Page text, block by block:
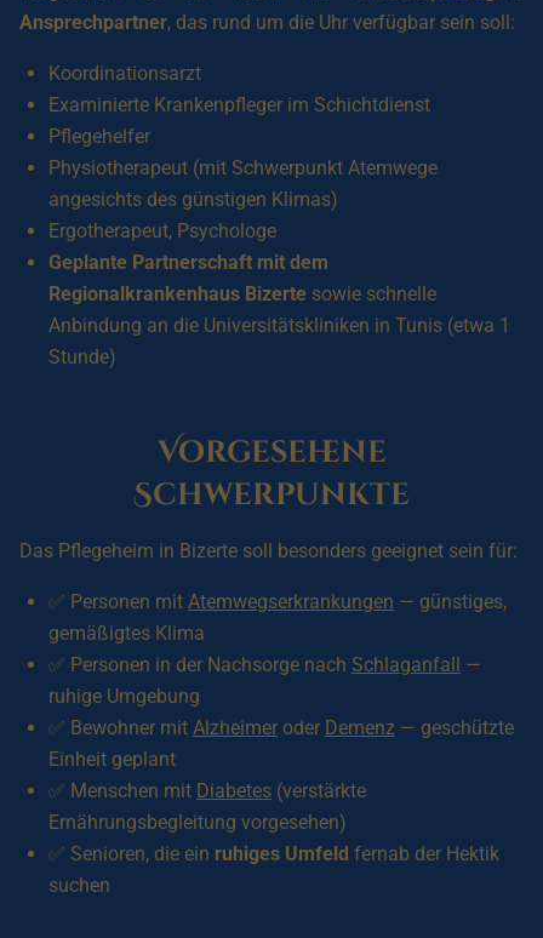
Ansprechpartner, das rund um die Uhr verfügbar sein soll:
Koordinationsarzt
Examinierte Krankenpfleger im Schichtdienst
Pflegehelfer
Physiotherapeut (mit Schwerpunkt Atemwege
angesichts des günstigen Klimas)
Ergotherapeut, Psychologe
Geplante Partnerschaft mit dem
Regionalkrankenhaus Bizerte sowie schnelle
Anbindung an die Universitätskliniken in Tunis (etwa 1
Stunde)
Vorgesehene
Schwerpunkte
Das Pflegeheim in Bizerte soll besonders geeignet sein für:
✅ Personen mit Atemwegserkrankungen — günstiges,
gemäßigtes Klima
✅ Personen in der Nachsorge nach Schlaganfall —
ruhige Umgebung
✅ Bewohner mit Alzheimer oder Demenz — geschützte
Einheit geplant
✅ Menschen mit Diabetes (verstärkte
Ernährungsbegleitung vorgesehen)
✅ Senioren, die ein ruhiges Umfeld fernab der Hektik
suchen